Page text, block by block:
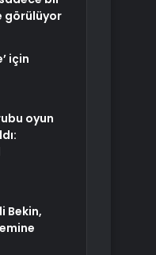
görülüyor
için
oyun
Bekin,